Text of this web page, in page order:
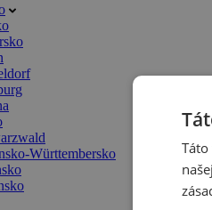
Württembersko